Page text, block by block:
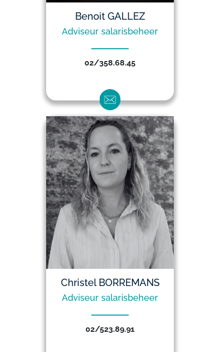
Benoit GALLEZ
Adviseur salarisbeheer
02/358.68.45
Christel BORREMANS
Adviseur salarisbeheer
02/523.89.91